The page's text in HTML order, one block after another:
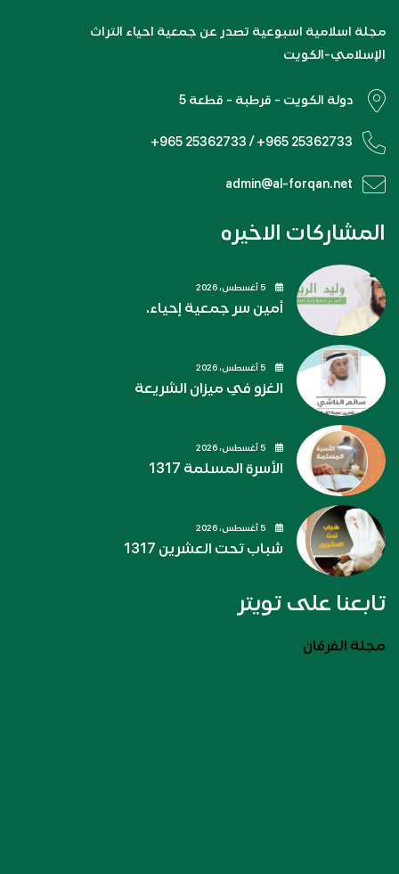
مجلة اسلامية اسبوعية تصدر عن جمعية احياء التراث
الإسلامي-الكويت
دولة الكويت - قرطبة - قطعة 5
+965 25362733 / +965 25362733
admin@al-forqan.net
المشاركات الاخيره
أمين سر جمعية إحياء.
الغزو في ميزان الشريعة
الأسرة المسلمة 1317
شباب تحت العشرين 1317
تابعنا على تويتر
مجلة الفرقان